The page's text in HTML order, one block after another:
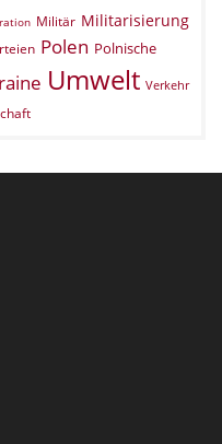
Militär Militarisierung
Polen Polnische
Umwelt Verkehr